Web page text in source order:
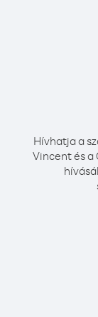
Hívhatja a
Vincent és